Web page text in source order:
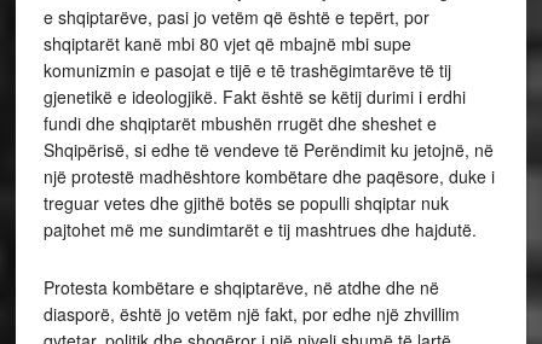
e shqiptarëve, pasi jo vetëm që është e tepërt, por
shqiptarët kanë mbi 80 vjet që mbajnë mbi supe
komunizmin e pasojat e tijē e tē trashëgimtarëve të tij
gjenetikë e ideologjikë. Fakt është se këtij durimi i erdhi
fundi dhe shqiptarët mbushën rrugët dhe sheshet e
Shqipërisë, si edhe të vendeve të Perëndimit ku jetojnë, në
një protestë madhështore kombëtare dhe paqësore, duke i
treguar vetes dhe gjithë botës se populli shqiptar nuk
pajtohet më me sundimtarët e tij mashtrues dhe hajdutë.
Protesta kombëtare e shqiptarëve, në atdhe dhe në
diasporë, është jo vetëm një fakt, por edhe një zhvillim